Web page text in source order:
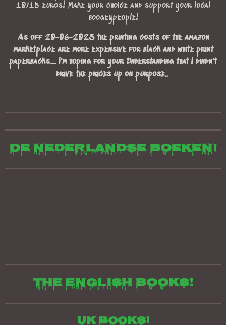
10/15 euros! Make your choice and support your local
boogeypeople!
As off 20-06-2023 the printing costs of the amazon
marketplace are more expensive for black and white print
paperbacks.... I'm hoping for your Understanding that I dindn't
drive the prices up on purpose..
De Nederlandse boeken!
The English books!